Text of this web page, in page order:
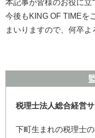
本記事が皆様のお役に立
今後もKING OF TIMEを
まいりますので、何卒よ
税理士法人総合経営
下町生まれの税理士の